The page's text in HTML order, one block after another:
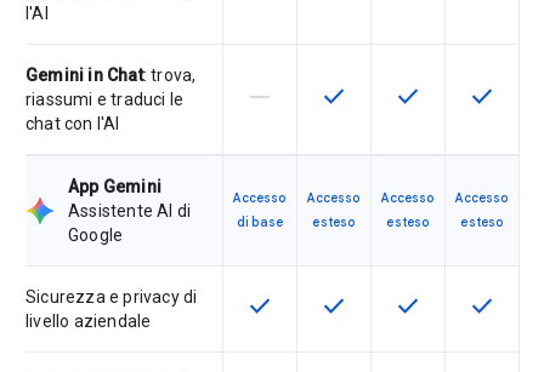
l'AI
Gemini in Chat: trova,
riassumi e traduci le
chat con l'AI
La funzionalità non è supportata
horizontal_rule Questa funzionalità è
check Questa
check Questa
check
App Gemini
Assistente AI di
Google
Accesso
di base
Accesso
esteso
Accesso
esteso
Accesso
esteso
Sicurezza e privacy di
livello aziendale
Questa funzionalità è disponibile
check Questa funzionalità è
check Questa
check Questa
check